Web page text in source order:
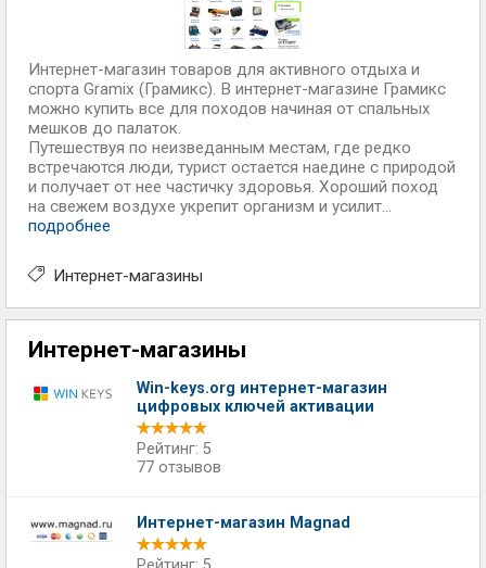
Интернет-магазин товаров для активного отдыха и
спорта Gramix (Грамикс). В интернет-магазине Грамикс
можно купить все для походов начиная от спальных
мешков до палаток.
Путешествуя по неизведанным местам, где редко
встречаются люди, турист остается наедине с природой
и получает от нее частичку здоровья. Хороший поход
на свежем воздухе укрепит организм и усилит...
подробнее
Интернет-магазины
Интернет-магазины
Win-keys.org интернет-магазин
цифровых ключей активации
Рейтинг: 5
77 отзывов
Интернет-магазин Magnad